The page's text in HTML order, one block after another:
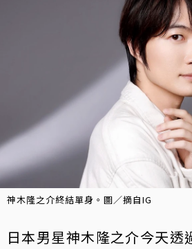
神木隆之介終結單身。圖／摘自IG
日本男星神木隆之介今天透